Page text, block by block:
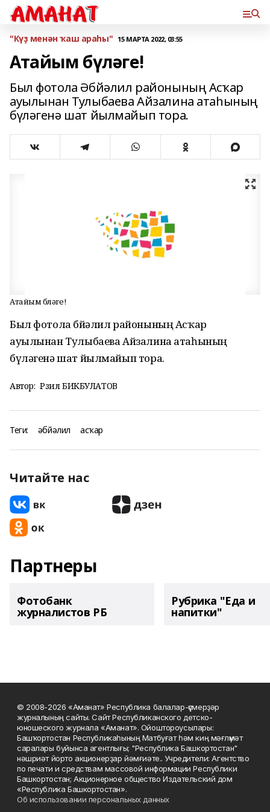
"Күҙ менән ҡаш араһы" 15 МАРТА 2022, 03:55
Атайым бүләге!
Был фотола Әбйәлил районының Асҡар
ауылынан Тулыбаева Айзалина атаһының
бүләгенә шат йылмайып тора.
Атайым бүләге!
Был фотола Әбйәлил районының Асҡар
ауылынан Тулыбаева Айзалина атаһының
бүләгенә шат йылмайып тора.
Автор: Рәзил БИКБУЛАТОВ
Теги: әбйәлил асҡар
Читайте нас
Партнеры
Фотобанк
журналистов РБ
Рубрика "Еда и
напитки"
© 2008-2026 «Аманат» Республика балалар-үҫмерҙәр
журналының сайты. Сайт Республиканского детско-
юношеского журнала «Аманат». Ойоштороусылары:
Башҡортостан Республикаһының Матбуғат һәм киң мәғлүмәт
саралары буйынса агентлығы; "Республика Башкортостан"
нәшриәт йорто акционерҙар йәмғиәте.. Учредители: Агентство
по печати и средствам массовой информации Республики
Башкортостан; Акционерное общество Издательский дом
«Республика Башкортостан».
Об использовании персональных данных